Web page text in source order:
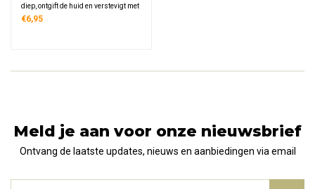
diep, ontgift de huid en verstevigt met
mineralen uit pure montmorilloniet
€6,95
Meld je aan voor onze nieuwsbrief
Ontvang de laatste updates, nieuws en aanbiedingen via email